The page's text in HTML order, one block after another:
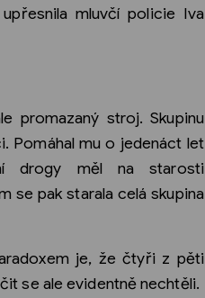
mluvčí policie Iva
promazaný stroj. Skupinu
Pomáhal mu o jedenáct let
drogy měl na starosti
se pak starala celá skupina
je, že čtyři z pěti
se ale evidentně nechtěli.